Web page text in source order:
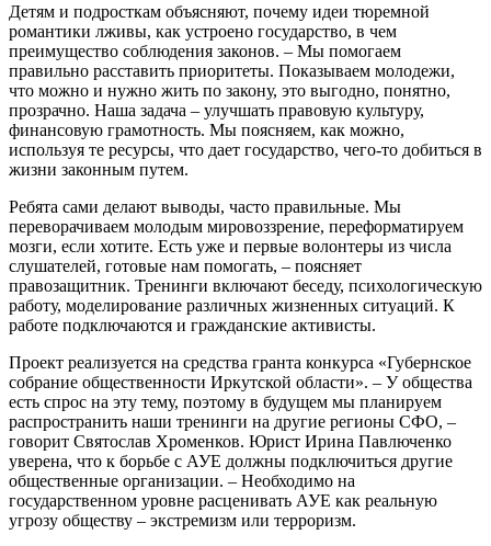
Детям и подросткам объясняют, почему идеи тюремной
романтики лживы, как устроено государство, в чем
преимущество соблюдения законов. – Мы помогаем
правильно расставить приоритеты. Показываем молодежи,
что можно и нужно жить по закону, это выгодно, понятно,
прозрачно. Наша задача – улучшать правовую культуру,
финансовую грамотность. Мы поясняем, как можно,
используя те ресурсы, что дает государство, чего-то добиться в
жизни законным путем.
Ребята сами делают выводы, часто правильные. Мы
переворачиваем молодым мировоззрение, переформатируем
мозги, если хотите. Есть уже и первые волонтеры из числа
слушателей, готовые нам помогать, – поясняет
правозащитник. Тренинги включают беседу, психологическую
работу, моделирование различных жизненных ситуаций. К
работе подключаются и гражданские активисты.
Проект реализуется на средства гранта конкурса «Губернское
собрание общественности Иркутской области». – У общества
есть спрос на эту тему, поэтому в будущем мы планируем
распространить наши тренинги на другие регионы СФО, –
говорит Святослав Хроменков. Юрист Ирина Павлюченко
уверена, что к борьбе с АУЕ должны подключиться другие
общественные организации. – Необходимо на
государственном уровне расценивать АУЕ как реальную
угрозу обществу – экстремизм или терроризм.